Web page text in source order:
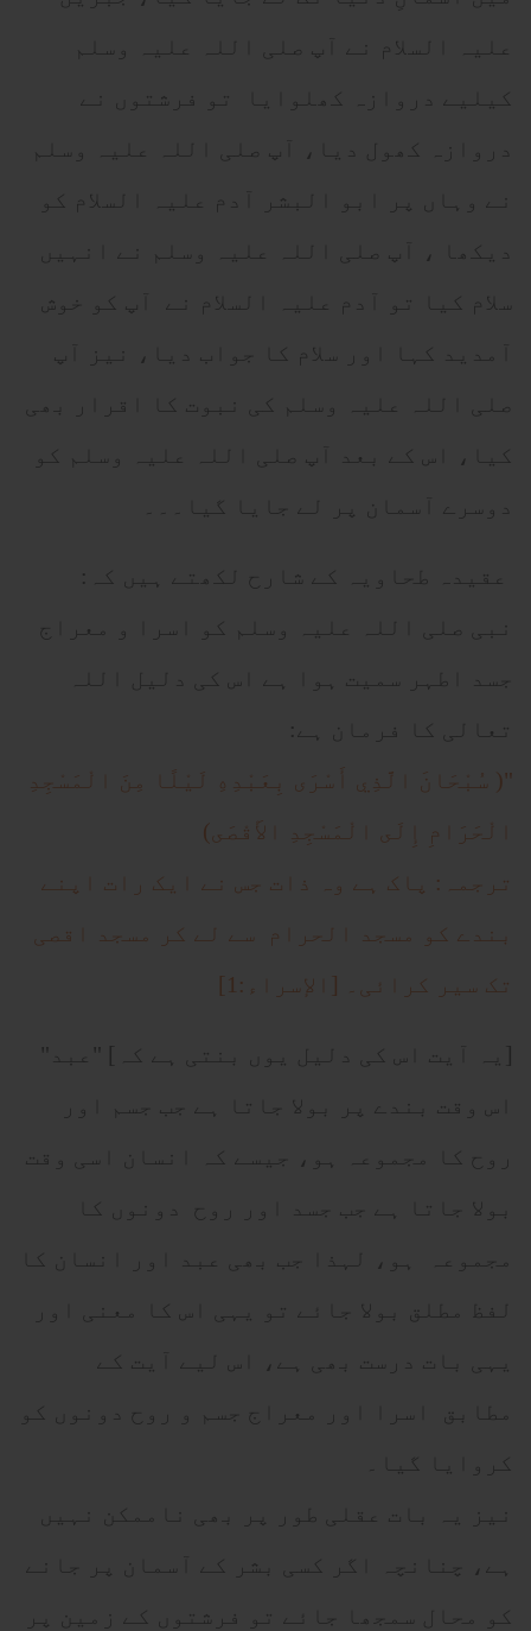
علیہ السلام نے آپ صلی اللہ علیہ وسلم
کیلیے دروازہ کھلوایا تو فرشتوں نے
دروازہ کھول دیا، آپ صلی اللہ علیہ وسلم
نے وہاں پر ابو البشر آدم علیہ السلام کو
دیکھا ، آپ صلی اللہ علیہ وسلم نے انہیں
سلام کیا تو آدم علیہ السلام نے آپ کو خوش
آمدید کہا اور سلام کا جواب دیا، نیز آپ
صلی اللہ علیہ وسلم کی نبوت کا اقرار بھی
کیا، اس کے بعد آپ صلی اللہ علیہ وسلم کو
دوسرے آسمان پر لے جایا گیا۔۔۔
عقیدہ طحاویہ کے شارح لکھتے ہیں کہ:
نبی صلی اللہ علیہ وسلم کو اسرا و معراج
جسد اطہر سمیت ہوا ہے اس کی دلیل اللہ
تعالی کا فرمان ہے:
"( سُبْحَانَ الَّذِي أَسْرَى بِعَبْدِهِ لَيْلًا مِنَ الْمَسْجِدِ
الْحَرَامِ إِلَى الْمَسْجِدِ الأَقْصَى)
ترجمہ: پاک ہے وہ ذات جس نے ایک رات اپنے
بندے کو مسجد الحرام سے لے کر مسجد اقصی
تک سیر کرائی۔ [الإسراء:1]
[یہ آیت اس کی دلیل یوں بنتی ہے کہ] "عبد"
اس وقت بندے پر بولا جاتا ہے جب جسم اور
روح کا مجموعہ ہو، جیسے کہ انسان اسی وقت
بولا جاتا ہے جب جسد اور روح دونوں کا
مجموعہ ہو، لہذا جب بھی عبد اور انسان کا
لفظ مطلق بولا جائے تو یہی اس کا معنی اور
یہی بات درست بھی ہے، اس لیے آیت کے
مطابق اسرا اور معراج جسم و روح دونوں کو
نیز یہ بات عقلی طور پر بھی ناممکن نہیں
ہے، چنانچہ اگر کسی بشر کے آسمان پر جانے
کو محال سمجھا جائے تو فرشتوں کے زمین پر